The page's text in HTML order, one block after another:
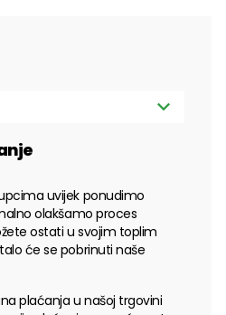
uvijek ponudimo
olakšamo proces
ostati u svojim toplim
će se pobrinuti naše
plaćanja u našoj trgovini